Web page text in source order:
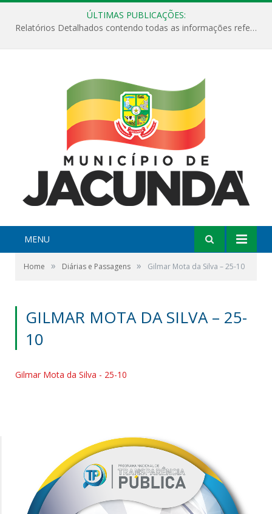
ÚLTIMAS PUBLICAÇÕES:
Relatórios Detalhados contendo todas as informações referentes a execução de recursos destinados ao fomento de projetos culturais no Município de Jacundá entre os anos de 2022 ao presente ano de 2026.
MENU
Home » Diárias e Passagens » Gilmar Mota da Silva – 25-10
GILMAR MOTA DA SILVA – 25-
10
Gilmar Mota da Silva - 25-10